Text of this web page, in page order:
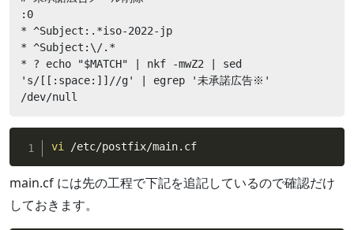
:0
* ^Subject:.*iso-2022-jp
* ^Subject:\/.*
* ? echo "$MATCH" | nkf -mwZ2 | sed
's/[[:space:]]//g' | egrep '未承諾広告※'
/dev/null
vi /etc/postfix/main.cf
main.cf には先の工程で下記を追記しているので確認だけ
しておきます。